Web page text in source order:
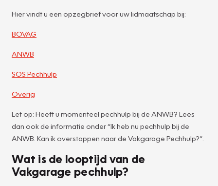
Hier vindt u een opzegbrief voor uw lidmaatschap bij:
BOVAG
ANWB
SOS Pechhulp
Overig
Let op: Heeft u momenteel pechhulp bij de ANWB? Lees
dan ook de informatie onder “Ik heb nu pechhulp bij de
ANWB. Kan ik overstappen naar de Vakgarage Pechhulp?”.
Wat is de looptijd van de
Vakgarage pechhulp?